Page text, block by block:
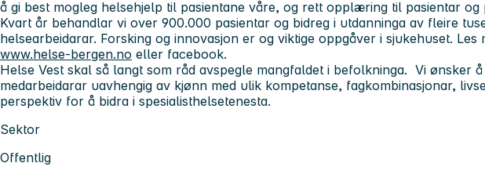
å gi best mogleg helsehjelp til pasientane våre, og rett opplæring til pasientar og
Kvart år behandlar vi over 900.000 pasientar og bidreg i utdanninga av fleire
helsearbeidarar. Forsking og innovasjon er og viktige oppgåver i sjukehuset. Les
www.helse-bergen.no eller facebook.
Helse Vest skal så langt som råd avspegle mangfaldet i befolkninga. Vi ønsker
medarbeidarar uavhengig av kjønn med ulik kompetanse, fagkombinasjonar,
perspektiv for å bidra i spesialisthelsetenesta.
Sektor
Offentlig